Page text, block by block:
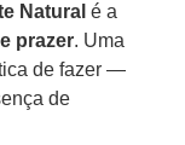
Natural é a
prazer. Uma
de fazer —
de